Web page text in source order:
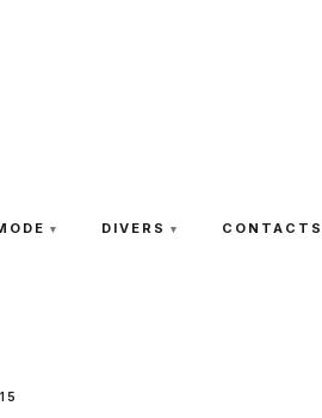
DIVERS CONTACTS